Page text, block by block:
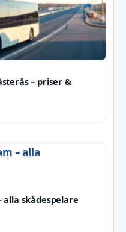
– priser &
alla skådespelare